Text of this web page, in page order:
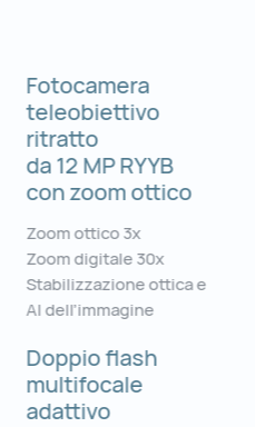
Fotocamera
teleobiettivo
ritratto
da 12 MP RYYB
con zoom ottico
Zoom ottico 3x
Zoom digitale 30x
Stabilizzazione ottica e
AI dell’immagine
Doppio flash
multifocale ⁠
adattivo